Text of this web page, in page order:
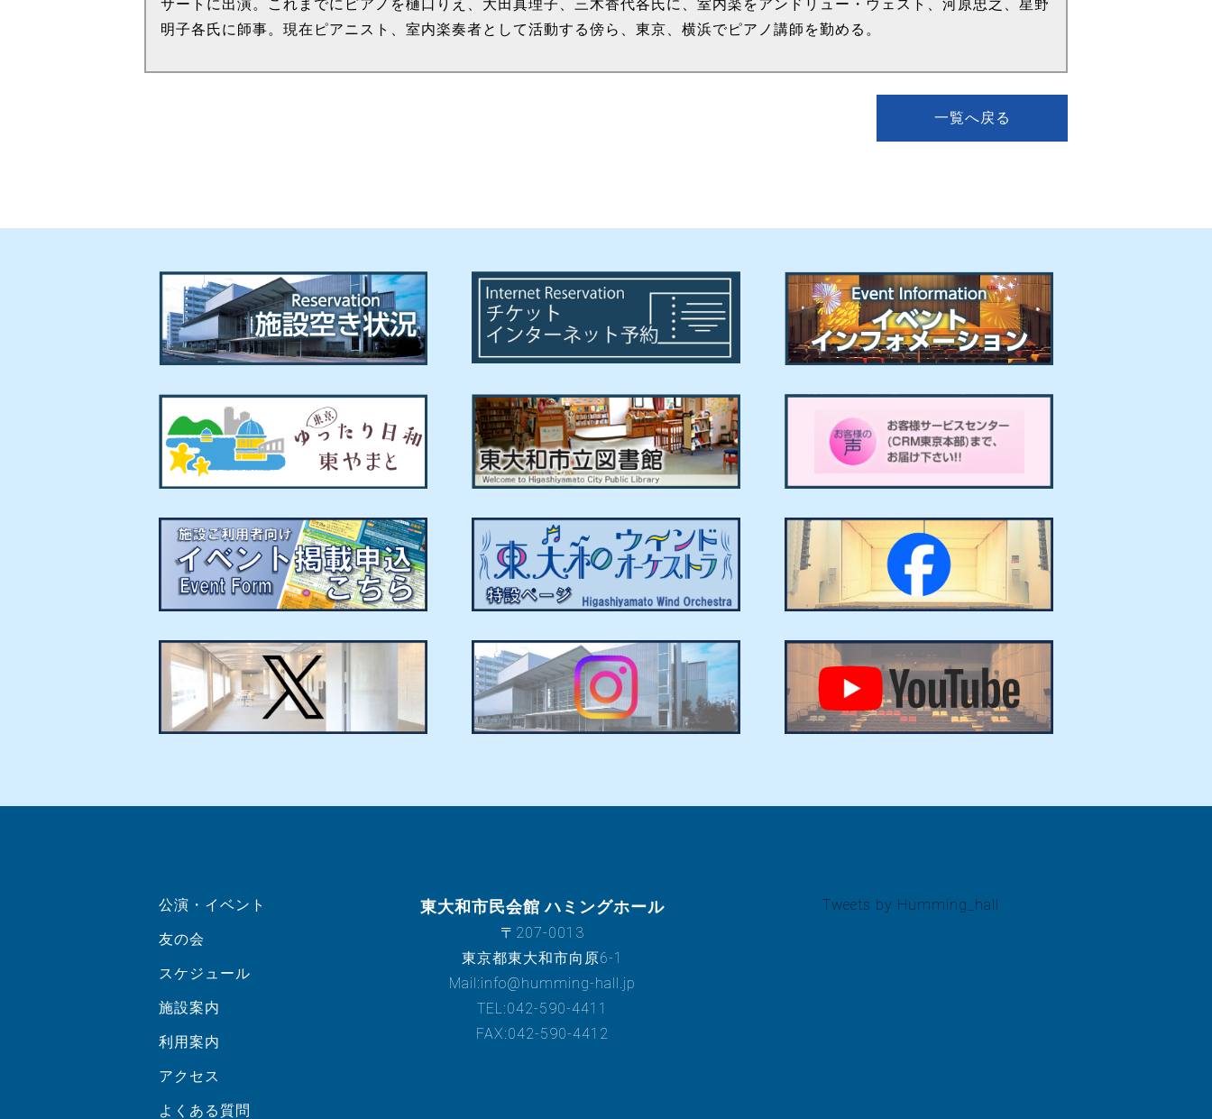
サートに出演。これまでにピアノを樋口りえ、大田真理子、三木香代各氏に、室内楽をアンドリュー・ウェスト、河原忠之、星野
明子各氏に師事。現在ピアニスト、室内楽奏者として活動する傍ら、東京、横浜でピアノ講師を勤める。
一覧へ戻る
公演・イベント
友の会
スケジュール
施設案内
利用案内
アクセス
よくある質問
東大和市民会館 ハミングホール
〒207-0013
東京都東大和市向原6-1
Mail:info@humming-hall.jp
TEL:042-590-4411
FAX:042-590-4412
Tweets by Humming_hall